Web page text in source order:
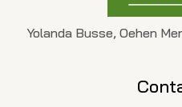
Yolanda Busse, Oehen